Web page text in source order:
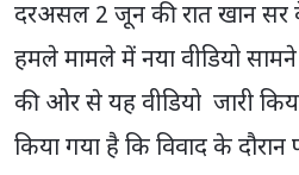
दरअसल 2 जून की रात खान सर
हमले मामले में नया वीडियो
की ओर से यह वीडियो जारी
किया गया है कि विवाद के